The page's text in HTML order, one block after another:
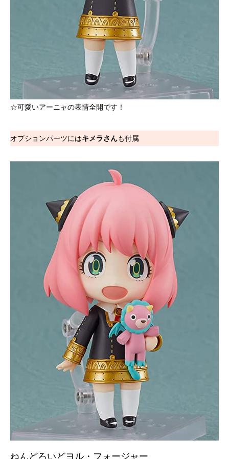
☆可愛いアーニャの表情全開です！
オプションパーツにはキメラさんも付属
ねんどろいどヨル・フォージャー